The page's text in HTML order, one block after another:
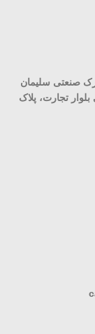
صنعتی سلیمان
تجارت، پلاک